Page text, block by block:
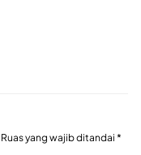
Ruas yang wajib ditandai *